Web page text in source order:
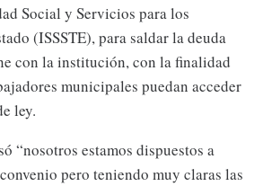
Social y Servicios para los
(ISSSTE), para saldar la deuda
con la institución, con la finalidad
municipales puedan acceder
ley.
“nosotros estamos dispuestos a
pero teniendo muy claras las